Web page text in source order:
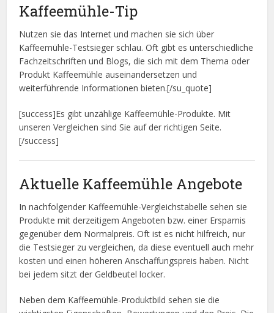
Kaffeemühle-Tip
Nutzen sie das Internet und machen sie sich über
Kaffeemühle-Testsieger schlau. Oft gibt es unterschiedliche
Fachzeitschriften und Blogs, die sich mit dem Thema oder
Produkt Kaffeemühle auseinandersetzen und
weiterführende Informationen bieten.[/su_quote]
[success]Es gibt unzählige Kaffeemühle-Produkte. Mit
unseren Vergleichen sind Sie auf der richtigen Seite.
[/success]
Aktuelle Kaffeemühle Angebote
In nachfolgender Kaffeemühle-Vergleichstabelle sehen sie
Produkte mit derzeitigem Angeboten bzw. einer Ersparnis
gegenüber dem Normalpreis. Oft ist es nicht hilfreich, nur
die Testsieger zu vergleichen, da diese eventuell auch mehr
kosten und einen höheren Anschaffungspreis haben. Nicht
bei jedem sitzt der Geldbeutel locker.
Neben dem Kaffeemühle-Produktbild sehen sie die